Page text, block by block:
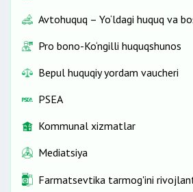
Avtohuquq – Yo‘ldagi huquq va
Pro bono-Ko‘ngilli huquqshunos
Bepul huquqiy yordam vaucheri
PSEA
Kommunal xizmatlar
Mediatsiya
Farmatsevtika tarmog'ini